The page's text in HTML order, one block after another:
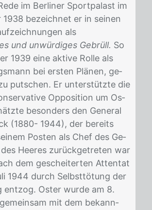
im Ber­li­ner Sport­pa­last im
1938 be­zeich­net er in sei­nen
als
und unwürdiges Gebrüll. So
1939 eine ak­ti­ve Rol­le als
bei ers­ten Plä­nen, ge­
put­schen. Er un­ter­stütz­te die
Op­po­si­ti­on um Os­
be­son­ders den Ge­ne­ral
(1880- 1944), der be­reits
Pos­ten als Chef des Ge­
Hee­res zu­rück­ge­tre­ten war
dem ge­sch­ei­ter­ten At­ten­tat
1944 durch Selbst­tö­tung der
ent­zog. Os­ter wur­de am 8.
mit dem be­kann­